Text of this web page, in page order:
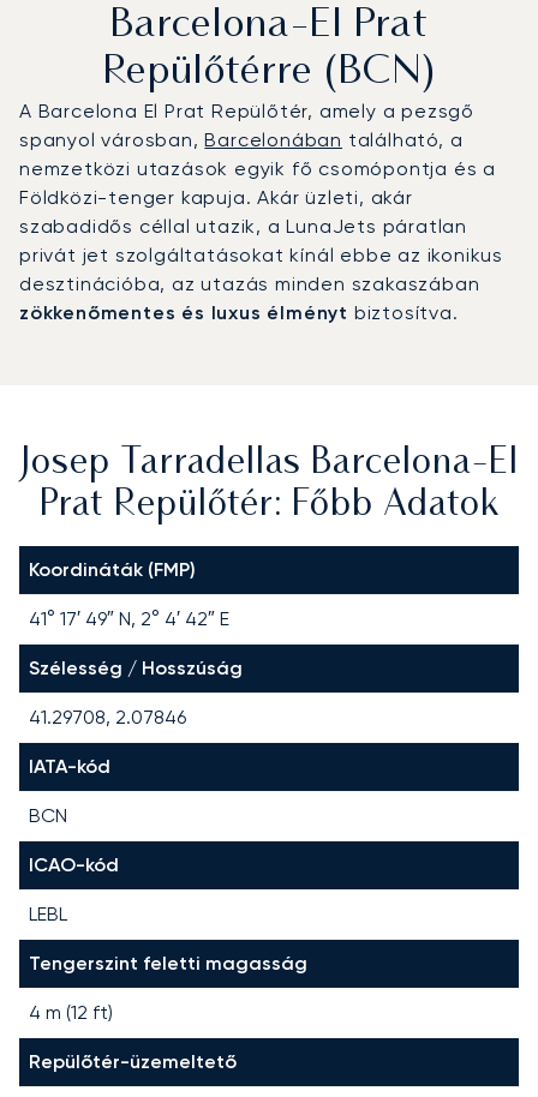
Barcelona-El Prat
Repülőtérre (BCN)
A Barcelona El Prat Repülőtér, amely a pezsgő
spanyol városban,Barcelonában található, a
nemzetközi utazások egyik fő csomópontja és a
Földközi-tenger kapuja. Akár üzleti, akár
szabadidős céllal utazik, a LunaJets páratlan
privát jet szolgáltatásokat kínál ebbe az ikonikus
desztinációba, az utazás minden szakaszában
zökkenőmentes és luxus élményt biztosítva.
Josep Tarradellas Barcelona-El
Prat Repülőtér: Főbb Adatok
Koordináták (FMP)
41° 17′ 49″ N, 2° 4′ 42″ E
Szélesség / Hosszúság
41.29708, 2.07846
IATA-kód
BCN
ICAO-kód
LEBL
Tengerszint feletti magasság
4 m (12 ft)
Repülőtér-üzemeltető